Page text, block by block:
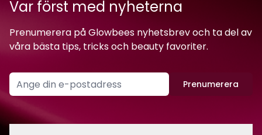
Var först med nyheterna
Prenumerera på Glowbees nyhetsbrev och ta del av
våra bästa tips, tricks och beauty favoriter.
Prenumerera